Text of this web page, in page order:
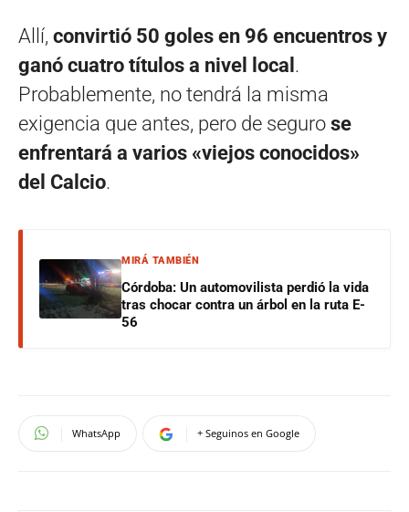
Allí, convirtió 50 goles en 96 encuentros y
ganó cuatro títulos a nivel local .
Probablemente, no tendrá la misma
exigencia que antes, pero de seguro se
enfrentará a varios «viejos conocidos»
del Calcio.
MIRÁ TAMBIÉN
Córdoba: Un automovilista perdió la vida
tras chocar contra un árbol en la ruta E-
56
WhatsApp + Seguinos en Google